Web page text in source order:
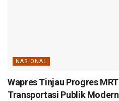
NASIONAL
Wapres Tinjau Progres
Transportasi Publik